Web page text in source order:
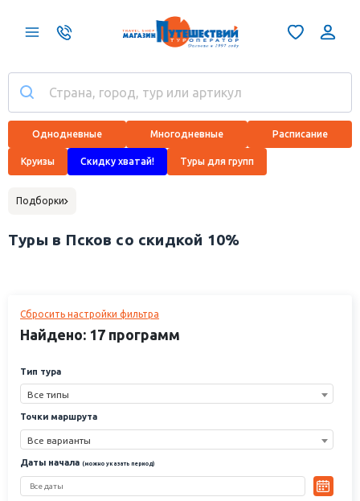
Однодневные Многодневные Расписание
Круизы Скидку хватай! Туры для групп
Подборки
Туры в Псков со скидкой 10%
Сбросить настройки фильтра
Найдено: 17 программ
Тип тура
Все типы
Точки маршрута
Все варианты
Даты начала (можно указать период)